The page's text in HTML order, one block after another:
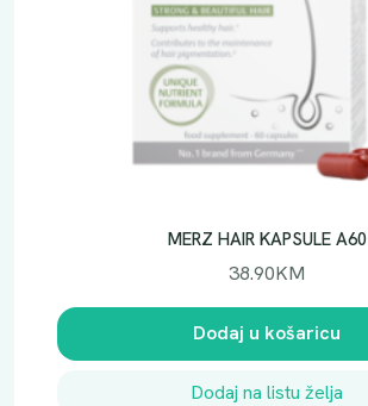
MERZ HAIR KAPSULE A60
38.90KM
Dodaj u košaricu
Dodaj na listu želja